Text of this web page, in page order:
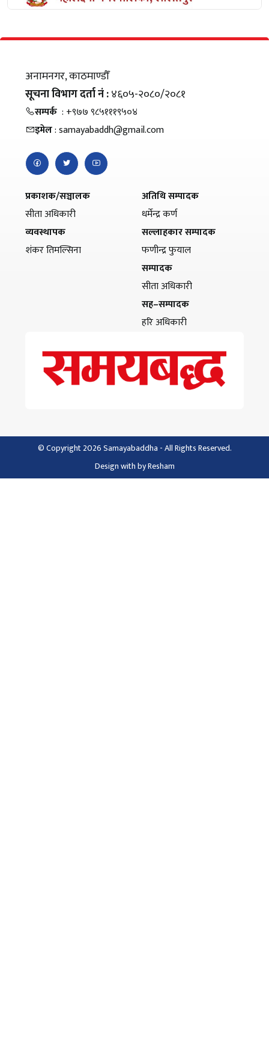
अनामनगर, काठमाण्डौँ
सूचना विभाग दर्ता नं :४६०५-२०८०/२०८१
सम्पर्क : +९७७ ९८५१११९५०४
इमेल: samayabaddh@gmail.com
प्रकाशक/सञ्चालक
सीता अधिकारी
व्यवस्थापक
शंकर तिमल्सिना
अतिथि सम्पादक
धर्मेन्द्र कर्ण
सल्लाहकार सम्पादक
फणीन्द्र फुयाल
सम्पादक
सीता अधिकारी
सह–सम्पादक
हरि अधिकारी
© Copyright 2026 Samayabaddha - All Rights Reserved.
Design withbyResham